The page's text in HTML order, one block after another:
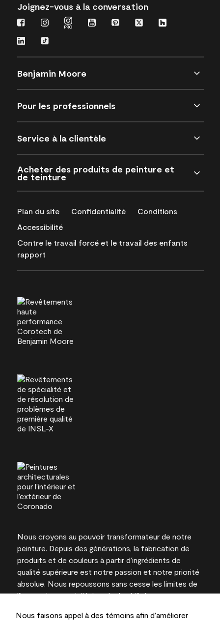
Nous faisons appel à des témoins afin d’améliorer
Joignez-vous à la conversation
Benjamin Moore
Pour les professionnels
Service à la clientèle
Acheter des produits de peinture et
de teinture
Plan du site Confidentialité
Conditions
Accessibilité
Contre le travail forcé et le travail des enfants
rapport
Nous croyons au pouvoir transformateur de notre
peinture. Depuis des générations, la fabrication de
produits et de couleurs à partir d’ingrédients de
qualité supérieure est notre passion et notre priorité
absolue. Nous repoussons sans cesse les limites de
l’innovation et privilégions la durabilité pour
l’expertise locale.